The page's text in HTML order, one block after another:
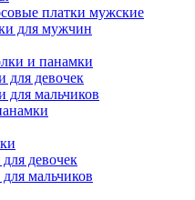
платки мужские
для мужчин
и панамки
для девочек
для мальчиков
девочек
мальчиков